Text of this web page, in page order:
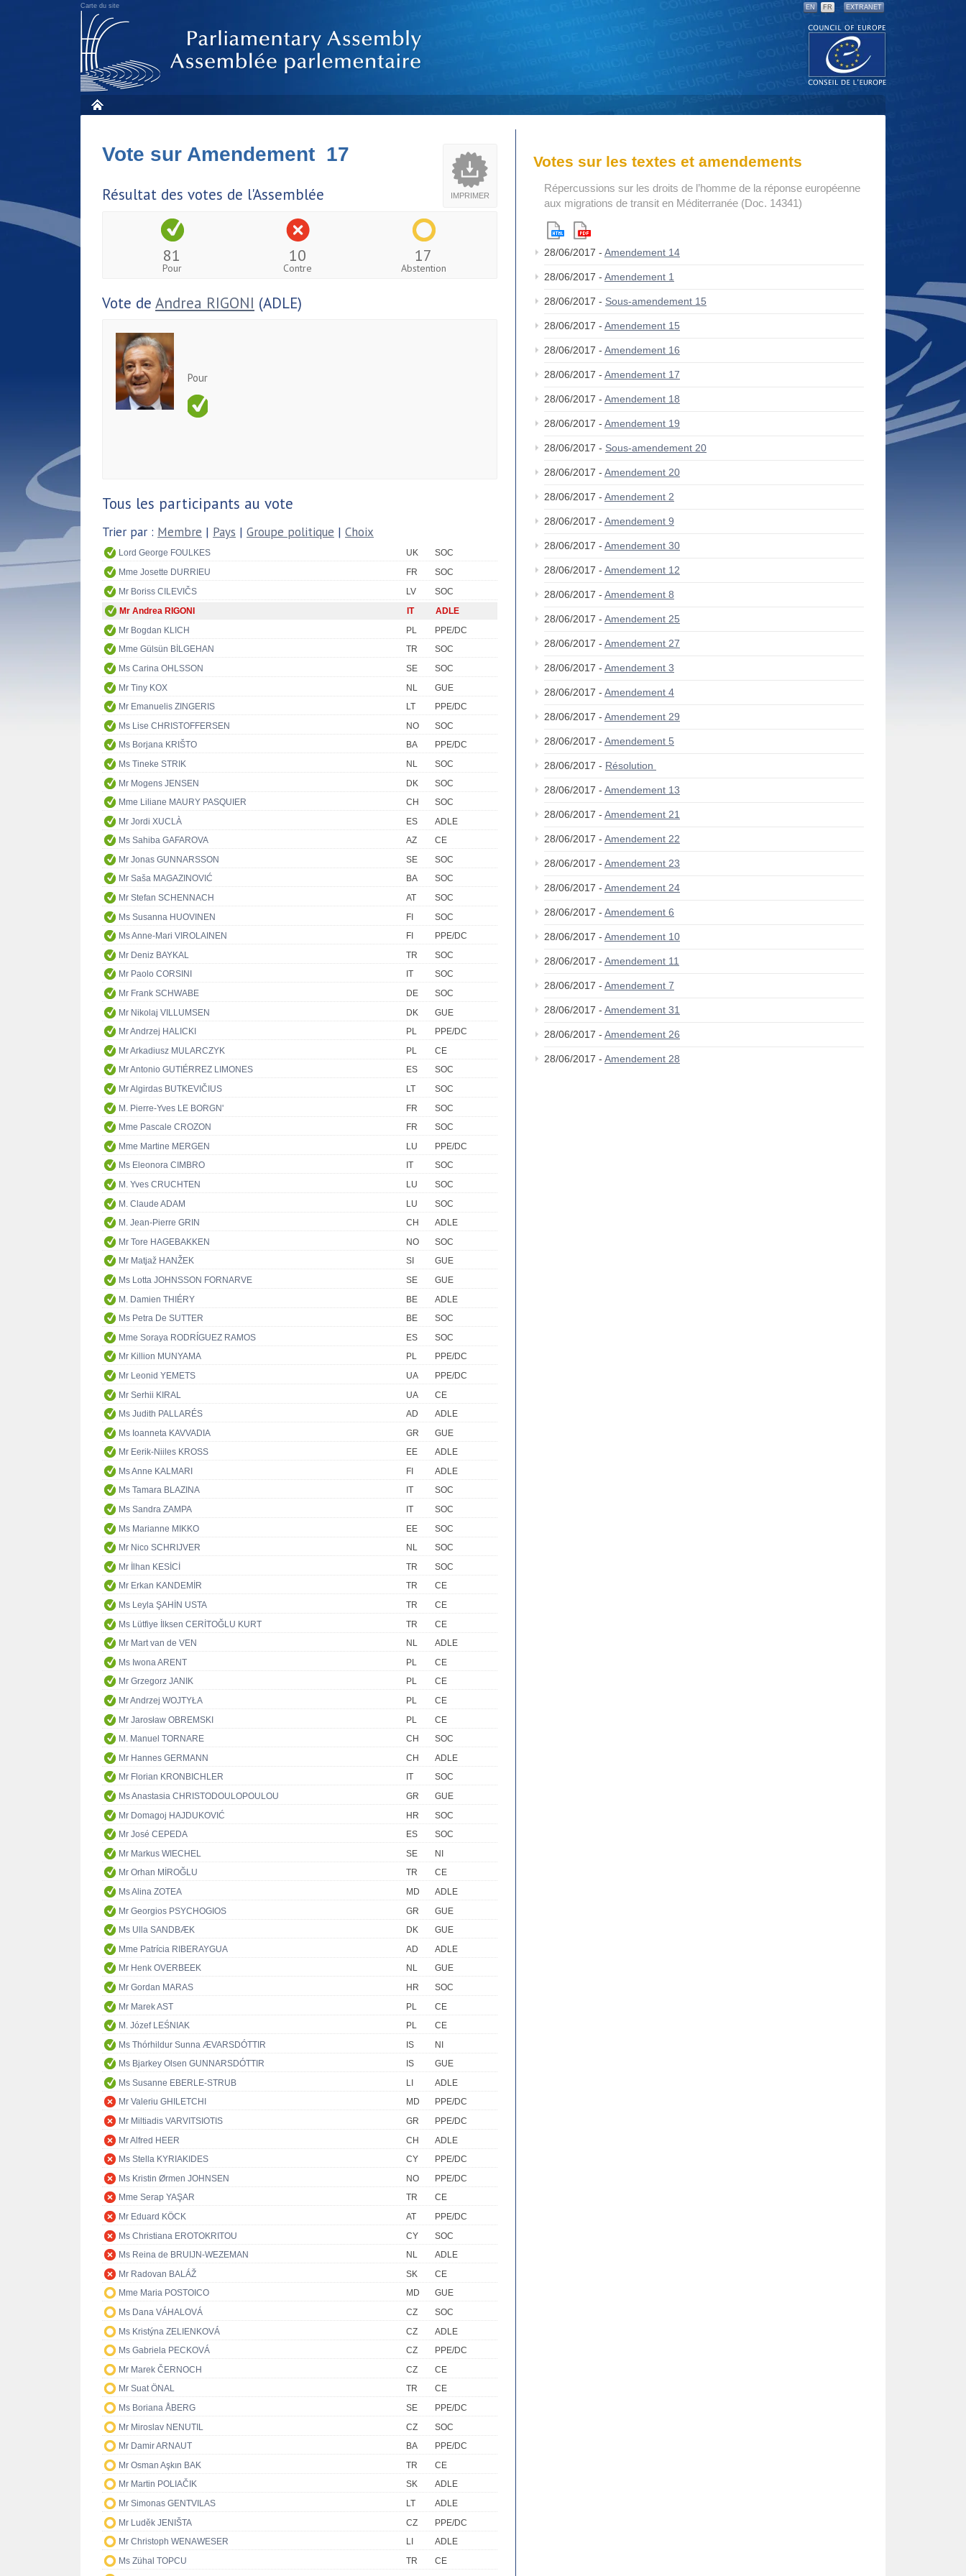
Carte du site EN FR EXTRANET
IMPRIMER
Vote sur Amendement 17
Résultat des votes de l'Assemblée
81
Pour
10
Contre
17
Abstention
Vote de Andrea RIGONI (ADLE)
Pour
Tous les participants au vote
Trier par : Membre | Pays | Groupe politique | Choix
Lord George FOULKES UK
SOC
Mme Josette DURRIEU
FR
SOC
Mr Boriss CILEVIČS
LV
SOC
Mr Andrea RIGONI
IT
ADLE
Mr Bogdan KLICH
PL
PPE/DC
Mme Gülsün BİLGEHAN
TR
SOC
Ms Carina OHLSSON
SE
SOC
Mr Tiny KOX
NL
GUE
Mr Emanuelis ZINGERIS
LT
PPE/DC
Ms Lise CHRISTOFFERSEN
NO
SOC
Ms Borjana KRIŠTO
BA
PPE/DC
Ms Tineke STRIK
NL
SOC
Mr Mogens JENSEN
DK
SOC
Mme Liliane MAURY PASQUIER
CH
SOC
Mr Jordi XUCLÀ
ES
ADLE
Ms Sahiba GAFAROVA
AZ
CE
Mr Jonas GUNNARSSON
SE
SOC
Mr Saša MAGAZINOVIĆ
BA
SOC
Mr Stefan SCHENNACH
AT
SOC
Ms Susanna HUOVINEN
FI
SOC
Ms Anne-Mari VIROLAINEN
FI
PPE/DC
Mr Deniz BAYKAL
TR
SOC
Mr Paolo CORSINI
IT
SOC
Mr Frank SCHWABE
DE
SOC
Mr Nikolaj VILLUMSEN
DK
GUE
Mr Andrzej HALICKI
PL
PPE/DC
Mr Arkadiusz MULARCZYK
PL
CE
Mr Antonio GUTIÉRREZ LIMONES
ES
SOC
Mr Algirdas BUTKEVIČIUS
LT
SOC
M. Pierre-Yves LE BORGN'
FR
SOC
Mme Pascale CROZON
FR
SOC
Mme Martine MERGEN
LU
PPE/DC
Ms Eleonora CIMBRO
IT
SOC
M. Yves CRUCHTEN
LU
SOC
M. Claude ADAM
LU
SOC
M. Jean-Pierre GRIN
CH
ADLE
Mr Tore HAGEBAKKEN
NO
SOC
Mr Matjaž HANŽEK
SI
GUE
Ms Lotta JOHNSSON FORNARVE
SE
GUE
M. Damien THIÉRY
BE
ADLE
Ms Petra De SUTTER
BE
SOC
Mme Soraya RODRÍGUEZ RAMOS
ES
SOC
Mr Killion MUNYAMA
PL
PPE/DC
Mr Leonid YEMETS
UA
PPE/DC
Mr Serhii KIRAL
UA
CE
Ms Judith PALLARÉS
AD
ADLE
Ms Ioanneta KAVVADIA
GR
GUE
Mr Eerik-Niiles KROSS
EE
ADLE
Ms Anne KALMARI
FI
ADLE
Ms Tamara BLAZINA
IT
SOC
Ms Sandra ZAMPA
IT
SOC
Ms Marianne MIKKO
EE
SOC
Mr Nico SCHRIJVER
NL
SOC
Mr İlhan KESİCİ
TR
SOC
Mr Erkan KANDEMİR
TR
CE
Ms Leyla ŞAHİN USTA
TR
CE
Ms Lütfiye İlksen CERİTOĞLU KURT
TR
CE
Mr Mart van de VEN
NL
ADLE
Ms Iwona ARENT
PL
CE
Mr Grzegorz JANIK
PL
CE
Mr Andrzej WOJTYŁA
PL
CE
Mr Jarosław OBREMSKI
PL
CE
M. Manuel TORNARE
CH
SOC
Mr Hannes GERMANN
CH
ADLE
Mr Florian KRONBICHLER
IT
SOC
Ms Anastasia CHRISTODOULOPOULOU
GR
GUE
Mr Domagoj HAJDUKOVIĆ
HR
SOC
Mr José CEPEDA
ES
SOC
Mr Markus WIECHEL
SE
NI
Mr Orhan MİROĞLU
TR
CE
Ms Alina ZOTEA
MD
ADLE
Mr Georgios PSYCHOGIOS
GR
GUE
Ms Ulla SANDBÆK
DK
GUE
Mme Patrícia RIBERAYGUA
AD
ADLE
Mr Henk OVERBEEK
NL
GUE
Mr Gordan MARAS
HR
SOC
Mr Marek AST
PL
CE
M. Józef LEŚNIAK
PL
CE
Ms Thórhildur Sunna ÆVARSDÓTTIR
IS
NI
Ms Bjarkey Olsen GUNNARSDÓTTIR
IS
GUE
Ms Susanne EBERLE-STRUB
LI
ADLE
Mr Valeriu GHILETCHI
MD
PPE/DC
Mr Miltiadis VARVITSIOTIS
GR
PPE/DC
Mr Alfred HEER
CH
ADLE
Ms Stella KYRIAKIDES
CY
PPE/DC
Ms Kristin Ørmen JOHNSEN
NO
PPE/DC
Mme Serap YAŞAR
TR
CE
Mr Eduard KÖCK
AT
PPE/DC
Ms Christiana EROTOKRITOU
CY
SOC
Ms Reina de BRUIJN-WEZEMAN
NL
ADLE
Mr Radovan BALÁŽ
SK
CE
Mme Maria POSTOICO
MD
GUE
Ms Dana VÁHALOVÁ
CZ
SOC
Ms Kristýna ZELIENKOVÁ
CZ
ADLE
Ms Gabriela PECKOVÁ
CZ
PPE/DC
Mr Marek ČERNOCH
CZ
CE
Mr Suat ÖNAL
TR
CE
Ms Boriana ÅBERG
SE
PPE/DC
Mr Miroslav NENUTIL
CZ
SOC
Mr Damir ARNAUT
BA
PPE/DC
Mr Osman Aşkın BAK
TR
CE
Mr Martin POLIAČIK
SK
ADLE
Mr Simonas GENTVILAS
LT
ADLE
Mr Luděk JENIŠTA
CZ
PPE/DC
Mr Christoph WENAWESER
LI
ADLE
Ms Zühal TOPCU
TR
CE
Votes sur les textes et amendements
Répercussions sur les droits de l’homme de la réponse européenne
aux migrations de transit en Méditerranée (Doc. 14341)
28/06/2017 - Amendement 14
28/06/2017 - Amendement 1
28/06/2017 - Sous-amendement 15
28/06/2017 - Amendement 15
28/06/2017 - Amendement 16
28/06/2017 - Amendement 17
28/06/2017 - Amendement 18
28/06/2017 - Amendement 19
28/06/2017 - Sous-amendement 20
28/06/2017 - Amendement 20
28/06/2017 - Amendement 2
28/06/2017 - Amendement 9
28/06/2017 - Amendement 30
28/06/2017 - Amendement 12
28/06/2017 - Amendement 8
28/06/2017 - Amendement 25
28/06/2017 - Amendement 27
28/06/2017 - Amendement 3
28/06/2017 - Amendement 4
28/06/2017 - Amendement 29
28/06/2017 - Amendement 5
28/06/2017 - Résolution
28/06/2017 - Amendement 13
28/06/2017 - Amendement 21
28/06/2017 - Amendement 22
28/06/2017 - Amendement 23
28/06/2017 - Amendement 24
28/06/2017 - Amendement 6
28/06/2017 - Amendement 10
28/06/2017 - Amendement 11
28/06/2017 - Amendement 7
28/06/2017 - Amendement 31
28/06/2017 - Amendement 26
28/06/2017 - Amendement 28